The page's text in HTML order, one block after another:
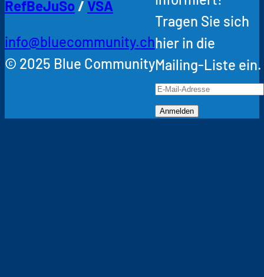
RefBeJuSo/VSA
info@bluecommunity.ch
© 2025 Blue Community
Tragen Sie sich
hier in die
Mailing-Liste ein.